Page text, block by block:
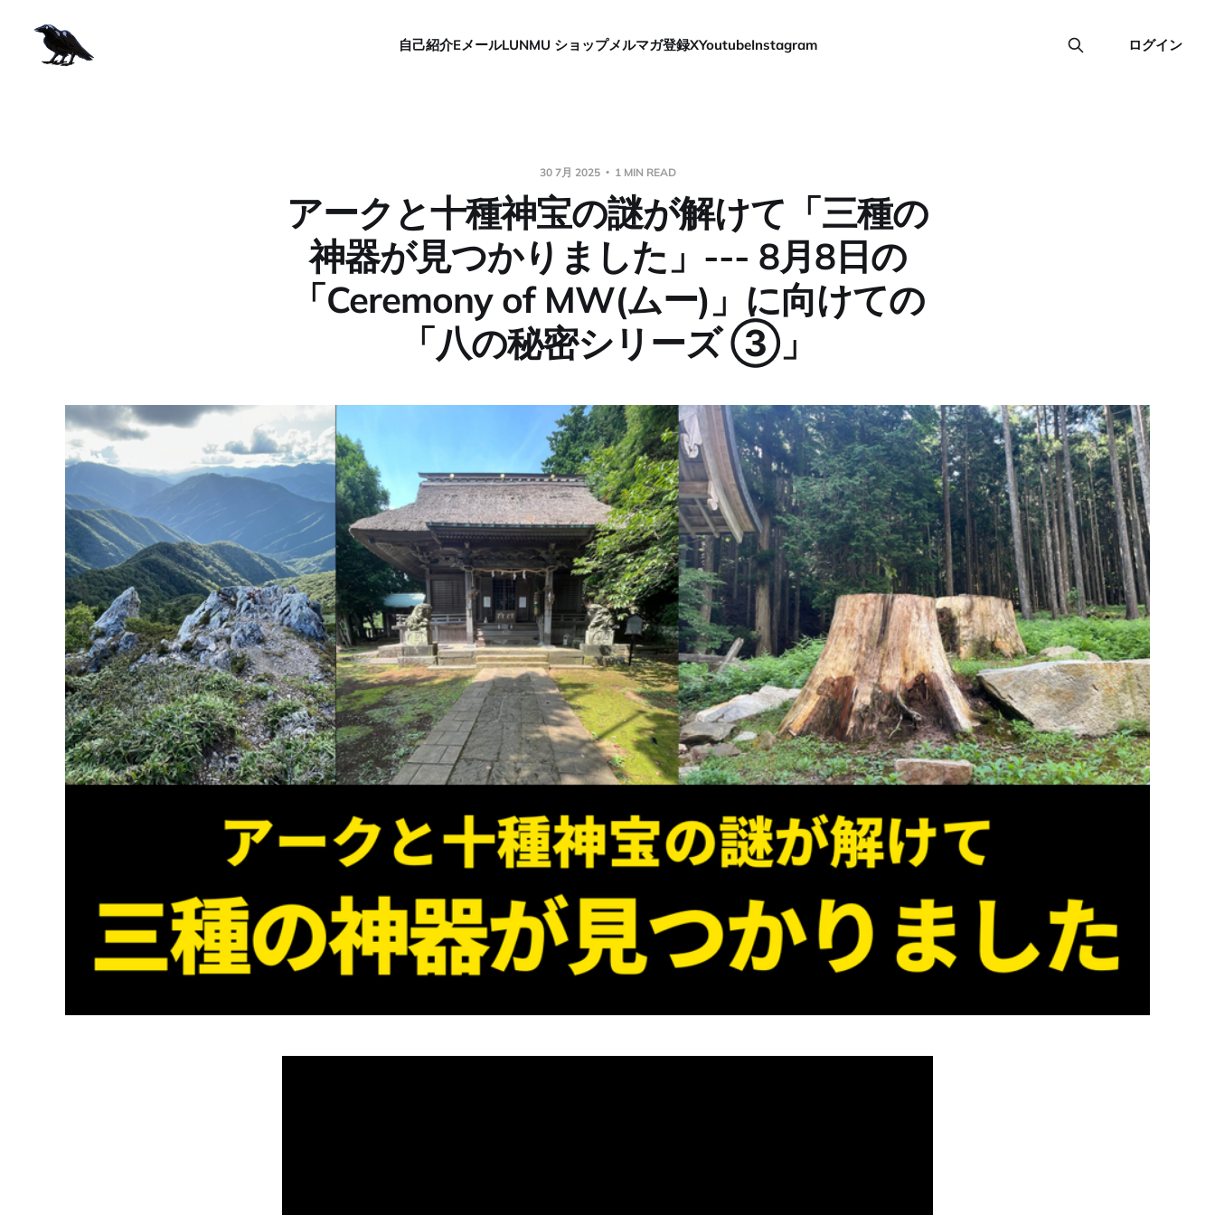
自己紹介EメールLUNMU ショップメルマガ登録XYoutubeInstagram
30 7月 2025 1 MIN READ
アークと十種神宝の謎が解けて「三種の
神器が見つかりました」--- 8月8日の
「Ceremony of MW(ムー)」に向けての
「八の秘密シリーズ ③」